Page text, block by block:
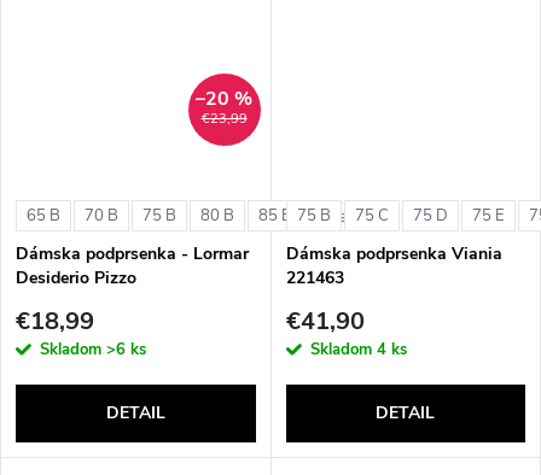
€23,99
–20 %
65 B 70 B 75 B 80 B 85 B + ďalšie
Dámska podprsenka - Lormar
Desiderio Pizzo
€18,99
Skladom >6 ks
DETAIL
75 B 75 C 75 D 75 E
Dámska podprsenka Viania
221463
€41,90
Skladom 4 ks
DETAIL